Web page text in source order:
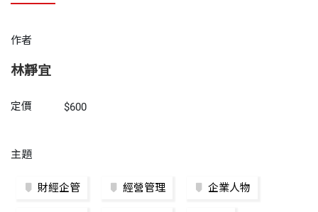
作者
林靜宜
定價 $600
主題
財經企管 經營管理 企業人物